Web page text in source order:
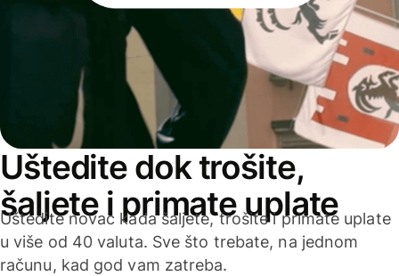
Uštedite dok trošite,
šaljete i primate uplate
Uštedite novac kada šaljete, trošite i primate uplate
u više od 40 valuta. Sve što trebate, na jednom
računu, kad god vam zatreba.